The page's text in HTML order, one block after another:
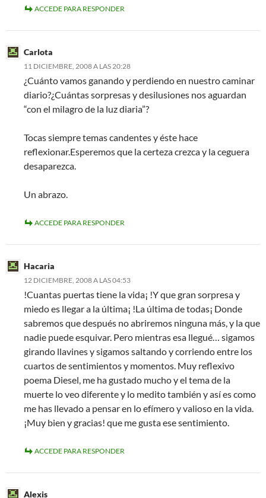
ACCEDE PARA RESPONDER
Carlota
11 DICIEMBRE, 2008 A LAS 20:28
¿Cuánto vamos ganando y perdiendo en nuestro caminar
diario?¿Cuántas sorpresas y desilusiones nos aguardan
“con el milagro de la luz diaria”?
Tocas siempre temas candentes y éste hace
reflexionar.Esperemos que la certeza crezca y la ceguera
desaparezca.
Un abrazo.
ACCEDE PARA RESPONDER
Hacaria
12 DICIEMBRE, 2008 A LAS 04:53
!Cuantas puertas tiene la vida¡ !Y que gran sorpresa y
miedo es llegar a la última¡ !La última de todas¡ Donde
sabremos que después no abriremos ninguna más, y la que
nadie puede esquivar. Pero mientras esa llegué… sigamos
girando llavines y sigamos saltando y corriendo entre los
cuartos de sentimientos y momentos. Muy reflexivo
poema Diesel, me ha gustado mucho y el tema de la
muerte lo veo diferente y lo medito también y así es como
me has llevado a pensar en lo efímero y valioso en la vida.
¡Muy bien y gracias! que me gusta ese sentimiento.
ACCEDE PARA RESPONDER
Alexis